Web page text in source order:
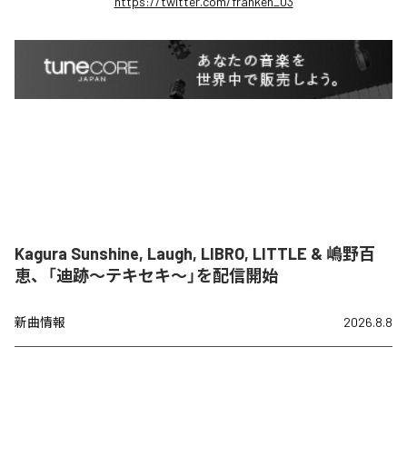
Kagura Sunshine, Laugh, LIBRO, LITTLE & 嶋野百
恵、「迪跡〜テキセキ〜」を配信開始
新曲情報 2026.8.8